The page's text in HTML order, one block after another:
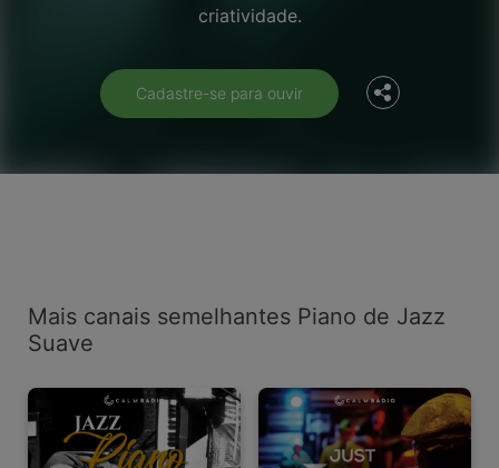
criatividade.
Cadastre-se para ouvir
Mais canais semelhantes Piano de Jazz
Suave